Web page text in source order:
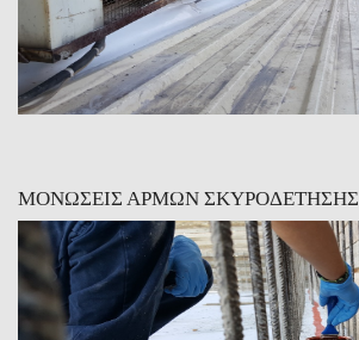
ΜΟΝΩΣΕΙΣ ΑΡΜΩΝ ΣΚΥΡΟΔΕΤΗΣΗΣ